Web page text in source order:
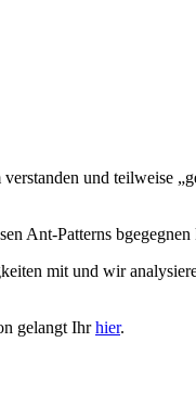
und teilweise
Ant-Patterns bgegegnen
mit und wir
gelangt Ihrhier.